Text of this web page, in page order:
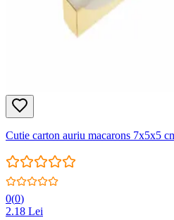
Cutie carton auriu macarons 7x5x5
0(0)
2.18 Lei